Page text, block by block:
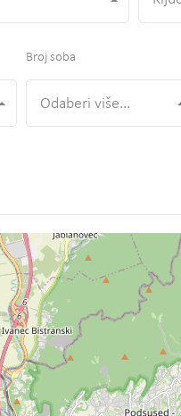
Broj soba
Odaberi više...